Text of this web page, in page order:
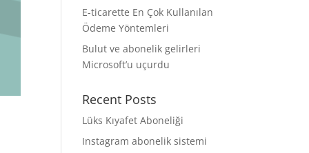
E-ticarette En Çok Kullanılan
Ödeme Yöntemleri
Bulut ve abonelik gelirleri
Microsoft’u uçurdu
Recent Posts
Lüks Kıyafet Aboneliği
Instagram abonelik sistemi